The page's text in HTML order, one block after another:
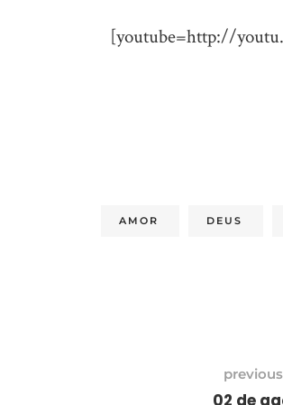
[youtube=http://
AMOR DEUS
02 de